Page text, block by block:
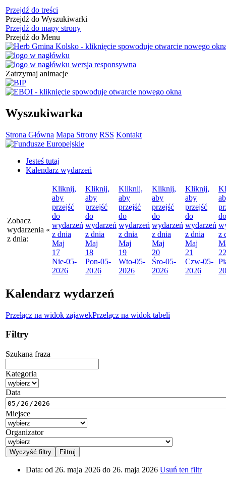
Przejdź do treści
Przejdź do Wyszukiwarki
Przejdź do mapy strony
Przejdź do Menu
Zatrzymaj animacje
Wyszukiwarka
Strona Główna Mapa Strony RSS Kontakt
Jesteś tutaj
Kalendarz wydarzeń
Zobacz
wydarzenia
z dnia:
«
Kliknij,
aby
przejść
do
wydarzeń
z dnia
Maj
17
Nie-05-
2026
Kliknij,
aby
przejść
do
wydarzeń
z dnia
Maj
18
Pon-05-
2026
Kliknij,
aby
przejść
do
wydarzeń
z dnia
Maj
19
Wto-05-
2026
Kliknij,
aby
przejść
do
wydarzeń
z dnia
Maj
20
Śro-05-
2026
Kliknij,
aby
przejść
do
wydarzeń
z dnia
Maj
21
Czw-05-
2026
do
z
22
Kalendarz wydarzeń
Przełącz na widok zajawekPrzełącz na widok tabeli
Filtry
Szukana fraza
Kategoria
Data
Miejsce
Organizator
Data: od 26. maja 2026 do 26. maja 2026 Usuń ten filtr